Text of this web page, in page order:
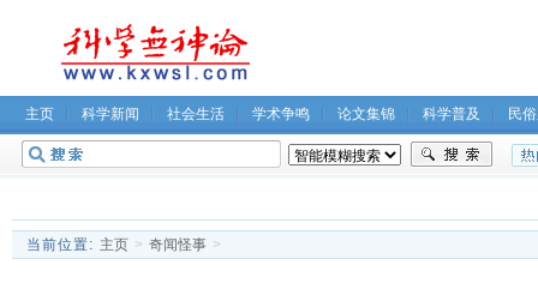
主页 科学新闻 社会生活 学术争鸣 论文集锦 科学普及 民
无神论坛
当前位置: 主页 > 奇闻怪事 >